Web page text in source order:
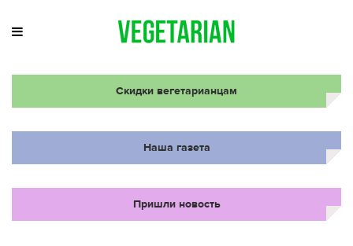
Скидки вегетарианцам
Наша газета
Пришли новость